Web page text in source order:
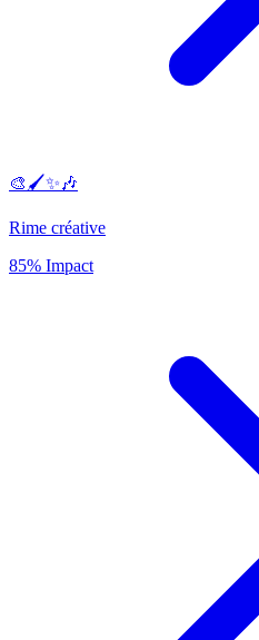
🎨🖌️✨🎶
Rime créative
85% Impact